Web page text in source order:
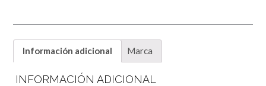
Información adicional Marca
INFORMACIÓN ADICIONAL